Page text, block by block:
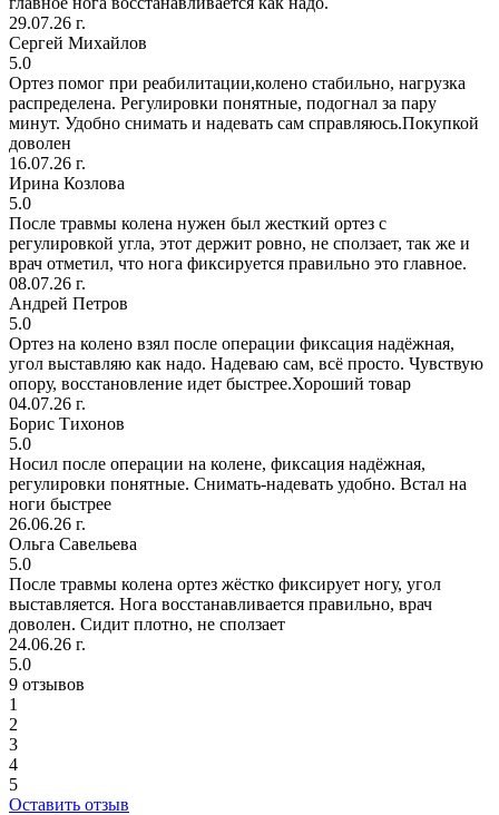
29.07.26 г.
Сергей Михайлов
5.0
Ортез помог при реабилитации,колено стабильно, нагрузка
распределена. Регулировки понятные, подогнал за пару
минут. Удобно снимать и надевать сам справляюсь.Покупкой
доволен
16.07.26 г.
Ирина Козлова
5.0
После травмы колена нужен был жесткий ортез с
регулировкой угла, этот держит ровно, не сползает, так же и
врач отметил, что нога фиксируется правильно это главное.
08.07.26 г.
Андрей Петров
5.0
Ортез на колено взял после операции фиксация надёжная,
угол выставляю как надо. Надеваю сам, всё просто. Чувствую
опору, восстановление идет быстрее.Хороший товар
04.07.26 г.
Борис Тихонов
5.0
Носил после операции на колене, фиксация надёжная,
регулировки понятные. Снимать-надевать удобно. Встал на
ноги быстрее
26.06.26 г.
Ольга Савельева
5.0
После травмы колена ортез жёстко фиксирует ногу, угол
выставляется. Нога восстанавливается правильно, врач
доволен. Сидит плотно, не сползает
24.06.26 г.
5.0
9 отзывов
1
2
3
4
5
Оставить отзыв